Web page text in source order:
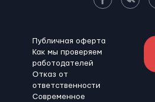
Публичная оферта
Как мы проверяем
работодателей
Отказ от
ответственности
Современное